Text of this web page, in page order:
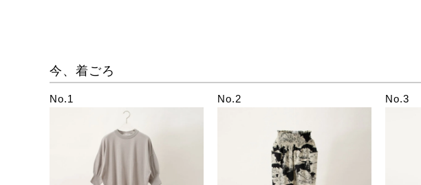
今、着ごろ
No.1 No.2 No.3